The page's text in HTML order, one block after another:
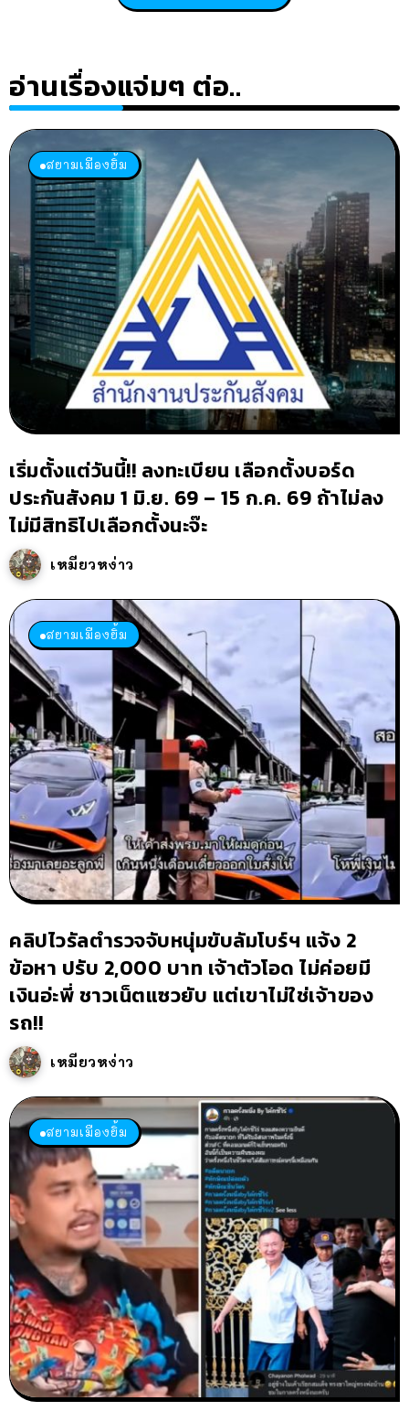
อ่านเรื่องแจ่มๆ ต่อ..
สยามเมืองยิ้ม
เริ่มตั้งแต่วันนี้!! ลงทะเบียน เลือกตั้งบอร์ด
ประกันสังคม 1 มิ.ย. 69 – 15 ก.ค. 69 ถ้าไม่ลง
ไม่มีสิทธิไปเลือกตั้งนะจ๊ะ
เหมียวหง่าว
สยามเมืองยิ้ม
คลิปไวรัลตำรวจจับหนุ่มขับลัมโบร์ฯ แจ้ง 2
ข้อหา ปรับ 2,000 บาท เจ้าตัวโอด ไม่ค่อยมี
เงินอ่ะพี่ ชาวเน็ตแซวยับ แต่เขาไม่ใช่เจ้าของ
รถ!!
เหมียวหง่าว
สยามเมืองยิ้ม